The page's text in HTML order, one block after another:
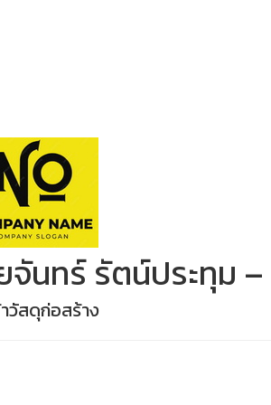
จันทร์ รัตน์ประทุม –
วัสดุก่อสร้าง